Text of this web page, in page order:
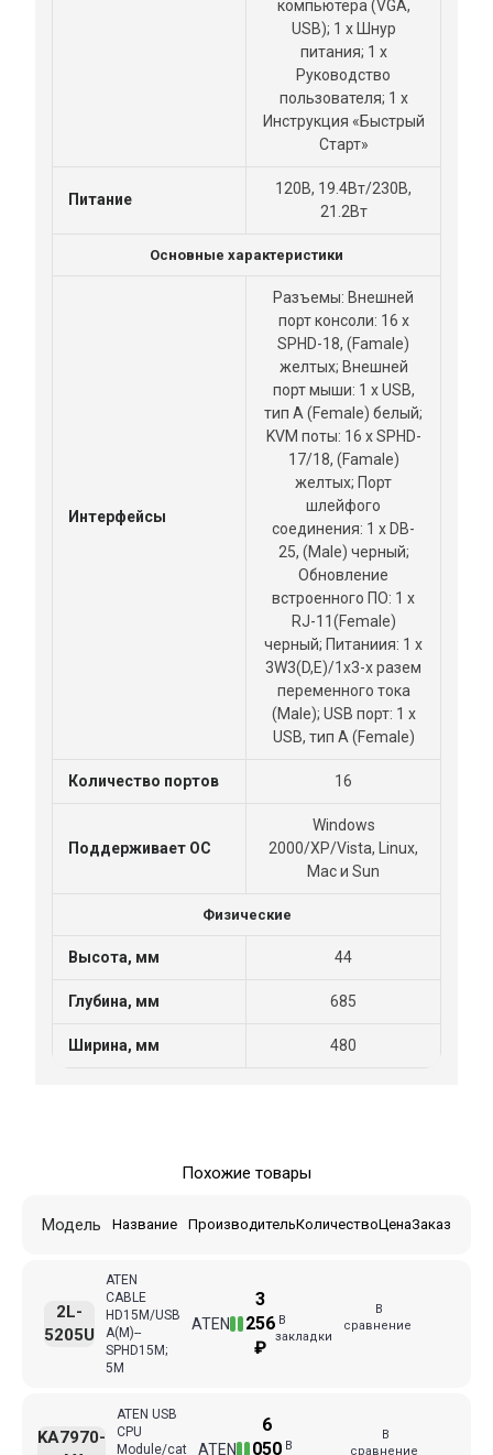
компьютера (VGA,
USB); 1 x Шнур
питания; 1 x
Руководство
пользователя; 1 x
Инструкция «Быстрый
Старт»
Питание
120В, 19.4Вт/230В,
21.2Вт
Основные характеристики
Интерфейсы
Разъемы: Внешней
порт консоли: 16 x
SPHD-18, (Famale)
желтых; Внешней
порт мыши: 1 x USB,
тип A (Female) белый;
KVM поты: 16 x SPHD-
17/18, (Famale)
желтых; Порт
шлейфого
соединения: 1 x DB-
25, (Male) черный;
Обновление
встроенного ПО: 1 x
RJ-11(Female)
черный; Питаниия: 1 x
3W3(D,E)/1x3-х разем
переменного тока
(Male); USB порт: 1 x
USB, тип A (Female)
Количество портов 16
Поддерживает ОС
Windows
2000/XP/Vista, Linux,
Mac и Sun
Физические
Высота, мм 44
Глубина, мм 685
Ширина, мм 480
Похожие товары
Название Производитель
Модель КоличествоЦенаЗаказ
ATEN
CABLE
HD15M/USB
A(M)--
SPHD15M;
5M
ATEN
2L-
5205U
3
256
₽
В
закладки
В
сравнение
ATEN USB
CPU
Module/cat
ATEN
KA7970-
6
050 В
В
сравнение